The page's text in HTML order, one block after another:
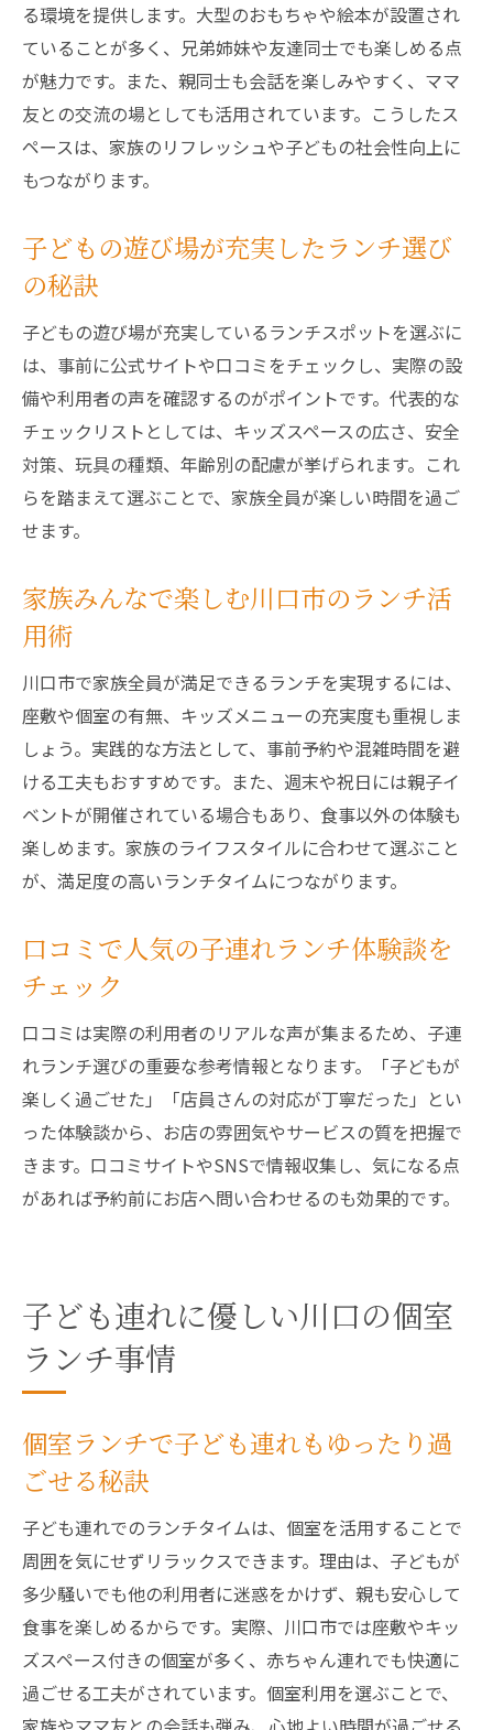
赤ちゃん連れの座敷ランチ失敗しない注意
点
赤ちゃんと一緒でも快適な川口市ランチの選び
方
赤ちゃん連れランチで重視したい設備とサ
ービス
川口市で赤ちゃんに優しいランチ選びのコ
ツ
おむつ替えスペースが充実したランチスポ
ット
赤ちゃんと過ごす安心ランチのポイント徹
底比較
利用者の体験談でわかる快適ランチの選び
方
用術
交流が深まるランチ選びの秘訣と活用アイ
デア
川口市で話題のママ友子連れランチ特集
貸切も可能なランチ会活用ポイントまとめ
子どもと一緒に楽しめるランチスポットの
選び方
は
川口駅近くで赤ちゃん連れランチを満喫するコ
駅近ランチで赤ちゃん連れもラクラク移動
の秘訣
川口駅周辺の赤ちゃん対応ランチスポット
探し
アクセス重視で選ぶランチの便利ポイント
川口駅周辺で快適ランチを楽しむための工
夫
東川口エリアで子どもと過ごすランチの魅力
紹介
子連れで楽しめる東川口のランチ活用法
東川口エリアのおすすめランチ選びポイン
ト
親子で満足できるランチ環境の魅力分析
東川口で子どもと行きたいランチの特徴と
は
地元ママの声で選ぶランチスポット体験談
る環境を提供します。大型のおもちゃや絵本が設置され
ていることが多く、兄弟姉妹や友達同士でも楽しめる点
が魅力です。また、親同士も会話を楽しみやすく、ママ
友との交流の場としても活用されています。こうしたス
ペースは、家族のリフレッシュや子どもの社会性向上に
もつながります。
子どもの遊び場が充実したランチ選び
の秘訣
子どもの遊び場が充実しているランチスポットを選ぶに
は、事前に公式サイトや口コミをチェックし、実際の設
備や利用者の声を確認するのがポイントです。代表的な
チェックリストとしては、キッズスペースの広さ、安全
対策、玩具の種類、年齢別の配慮が挙げられます。これ
らを踏まえて選ぶことで、家族全員が楽しい時間を過ご
せます。
家族みんなで楽しむ川口市のランチ活
用術
川口市で家族全員が満足できるランチを実現するには、
座敷や個室の有無、キッズメニューの充実度も重視しま
しょう。実践的な方法として、事前予約や混雑時間を避
ける工夫もおすすめです。また、週末や祝日には親子イ
ベントが開催されている場合もあり、食事以外の体験も
楽しめます。家族のライフスタイルに合わせて選ぶこと
が、満足度の高いランチタイムにつながります。
口コミで人気の子連れランチ体験談を
チェック
口コミは実際の利用者のリアルな声が集まるため、子連
れランチ選びの重要な参考情報となります。「子どもが
楽しく過ごせた」「店員さんの対応が丁寧だった」とい
った体験談から、お店の雰囲気やサービスの質を把握で
きます。口コミサイトやSNSで情報収集し、気になる点
があれば予約前にお店へ問い合わせるのも効果的です。
子ども連れに優しい川口の個室
ランチ事情
個室ランチで子ども連れもゆったり過
ごせる秘訣
子ども連れでのランチタイムは、個室を活用することで
周囲を気にせずリラックスできます。理由は、子どもが
多少騒いでも他の利用者に迷惑をかけず、親も安心して
食事を楽しめるからです。実際、川口市では座敷やキッ
ズスペース付きの個室が多く、赤ちゃん連れでも快適に
過ごせる工夫がされています。個室利用を選ぶことで、